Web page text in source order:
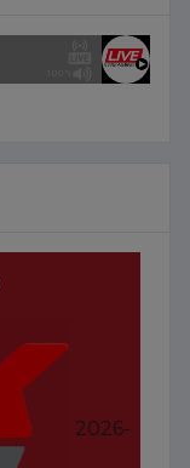
2026-